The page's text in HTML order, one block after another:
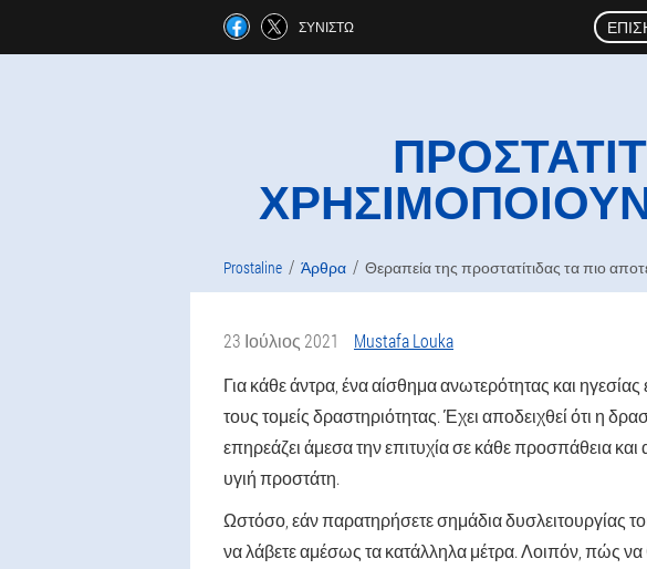
ΣΥΝΙΣΤΏ
Prostaline Άρθρα Θεραπεία της προστατίτιδας τα πιο
23 Ιούλιος 2021
Mustafa Louka
Για κάθε άντρα, ένα αίσθημα ανωτερότητας και
τους τομείς δραστηριότητας. Έχει αποδειχθεί ότι η
επηρεάζει άμεσα την επιτυχία σε κάθε προσπάθεια και
υγιή προστάτη.
Ωστόσο, εάν παρατηρήσετε σημάδια δυσλειτουργίας
να λάβετε αμέσως τα κατάλληλα μέτρα. Λοιπόν, πώς να